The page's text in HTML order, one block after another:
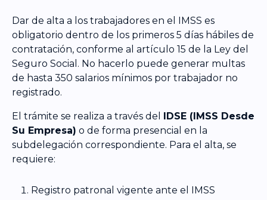
Dar de alta a los trabajadores en el IMSS es
obligatorio dentro de los primeros 5 días hábiles de
contratación, conforme al artículo 15 de la Ley del
Seguro Social. No hacerlo puede generar multas
de hasta 350 salarios mínimos por trabajador no
registrado.
El trámite se realiza a través del IDSE (IMSS Desde
Su Empresa) o de forma presencial en la
subdelegación correspondiente. Para el alta, se
requiere:
Registro patronal vigente ante el IMSS